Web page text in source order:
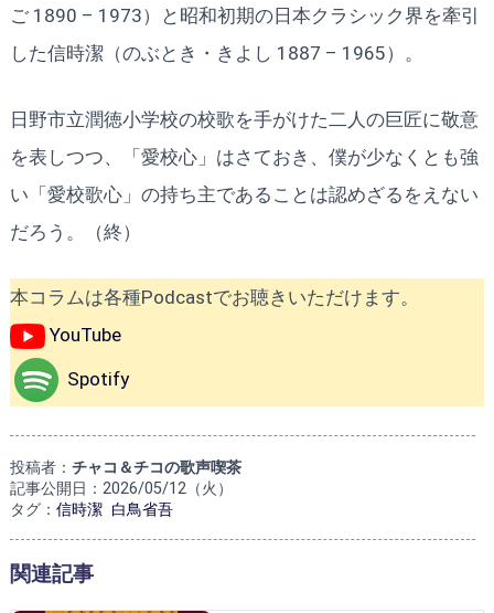
ご 1890 – 1973）と昭和初期の日本クラシック界を牽引
した信時潔（のぶとき・きよし 1887 – 1965）。
日野市立潤徳小学校の校歌を手がけた二人の巨匠に敬意
を表しつつ、「愛校心」はさておき、僕が少なくとも強
い「愛校歌心」の持ち主であることは認めざるをえない
だろう。（終）
本コラムは各種Podcastでお聴きいただけます。
YouTube
Spotify
投稿者： チャコ＆チコの歌声喫茶
記事公開日：2026/05/12（火）
タグ： 信時潔 白鳥省吾
関連記事